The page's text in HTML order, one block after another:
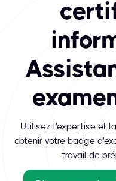
Utilisez l'expertise et
obtenir votre badge
travail de